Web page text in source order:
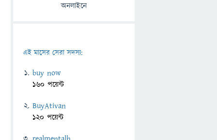
অনলাইনে
এই মাসের সেরা সদস্য:
buy now
160 পয়েন্ট
BuyAtivan
120 পয়েন্ট